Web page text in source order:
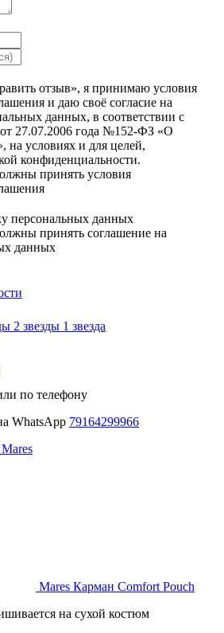
отзыв», я принимаю условия
и даю своё согласие на
данных, в соответствии с
27.07.2006 года №152-ФЗ «О
на условиях и для целей,
конфиденциальности.
принять условия
персональных данных
принять соглашение на
данных
2 звезды 1 звезда
по телефону
WhatsApp 79164299966
Mares Карман Comfort Pouch
на сухой костюм